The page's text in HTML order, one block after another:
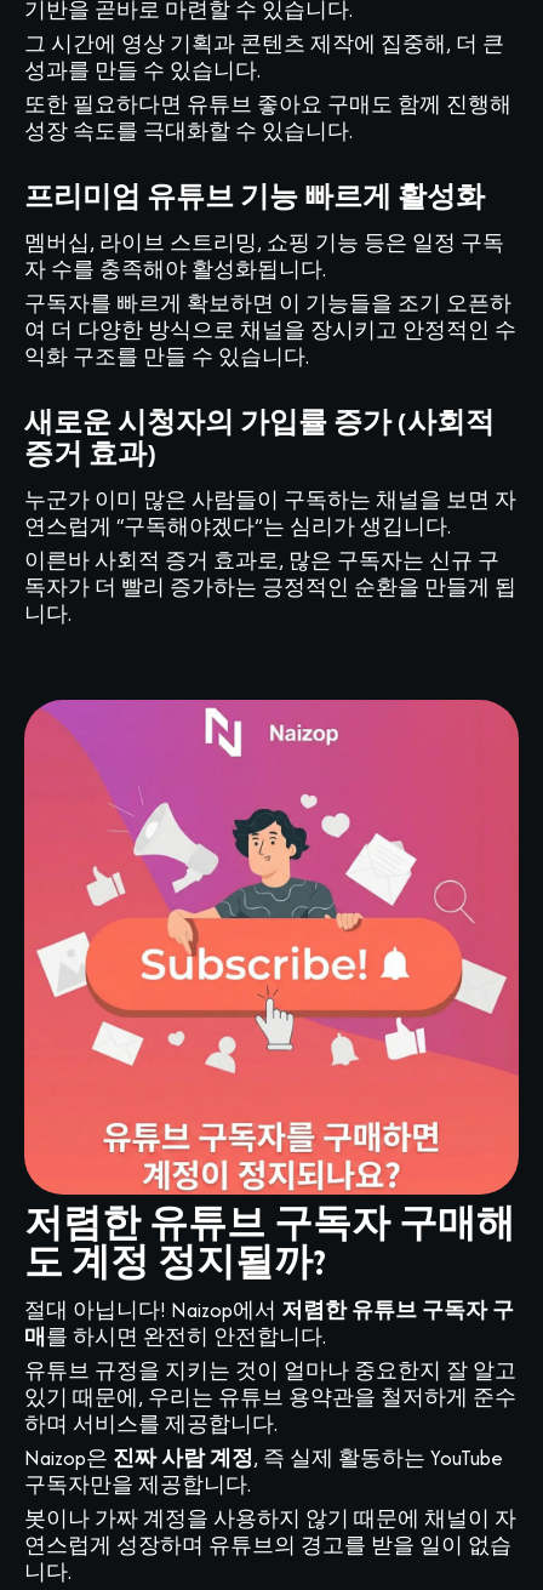
기반을 곧바로 마련할 수 있습니다.
그 시간에 영상 기획과 콘텐츠 제작에 집중해, 더 큰
성과를 만들 수 있습니다.
또한 필요하다면 유튜브 좋아요 구매도 함께 진행해
성장 속도를 극대화할 수 있습니다.
프리미엄 유튜브 기능 빠르게 활성화
멤버십, 라이브 스트리밍, 쇼핑 기능 등은 일정 구독
자 수를 충족해야 활성화됩니다.
구독자를 빠르게 확보하면 이 기능들을 조기 오픈하
여 더 다양한 방식으로 채널을 장시키고 안정적인 수
익화 구조를 만들 수 있습니다.
새로운 시청자의 가입률 증가 (사회적
증거 효과)
누군가 이미 많은 사람들이 구독하는 채널을 보면 자
연스럽게 “구독해야겠다”는 심리가 생깁니다.
이른바 사회적 증거 효과로, 많은 구독자는 신규 구
독자가 더 빨리 증가하는 긍정적인 순환을 만들게 됩
니다.
저렴한 유튜브 구독자 구매해
도 계정 정지될까?
절대 아닙니다! Naizop에서 저렴한 유튜브 구독자 구
매를 하시면 완전히 안전합니다.
유튜브 규정을 지키는 것이 얼마나 중요한지 잘 알고
있기 때문에, 우리는 유튜브 용약관을 철저하게 준수
하며 서비스를 제공합니다.
Naizop은 진짜 사람 계정, 즉 실제 활동하는 YouTube
구독자만을 제공합니다.
봇이나 가짜 계정을 사용하지 않기 때문에 채널이 자
연스럽게 성장하며 유튜브의 경고를 받을 일이 없습
니다.